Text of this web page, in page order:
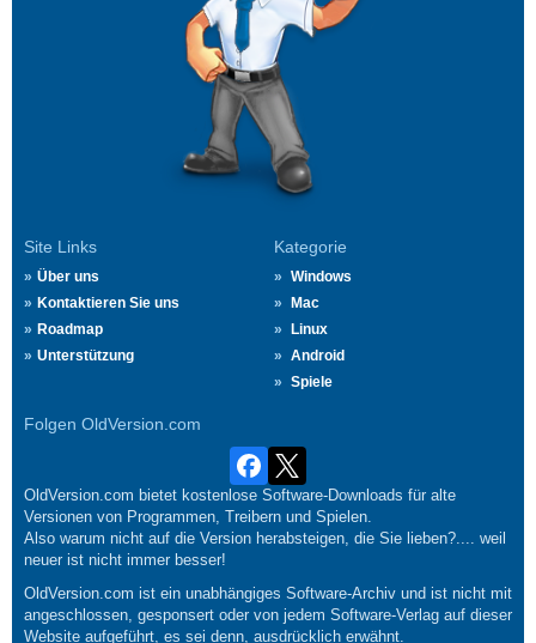
Site Links
Über uns
Kontaktieren Sie uns
Roadmap
Unterstützung
Kategorie
Windows
Mac
Linux
Android
Spiele
Folgen OldVersion.com
OldVersion.com bietet kostenlose Software-Downloads für alte
Versionen von Programmen, Treibern und Spielen.
Also warum nicht auf die Version herabsteigen, die Sie lieben?.... weil
neuer ist nicht immer besser!
OldVersion.com ist ein unabhängiges Software-Archiv und ist nicht mit
angeschlossen, gesponsert oder von jedem Software-Verlag auf dieser
Website aufgeführt, es sei denn, ausdrücklich erwähnt.